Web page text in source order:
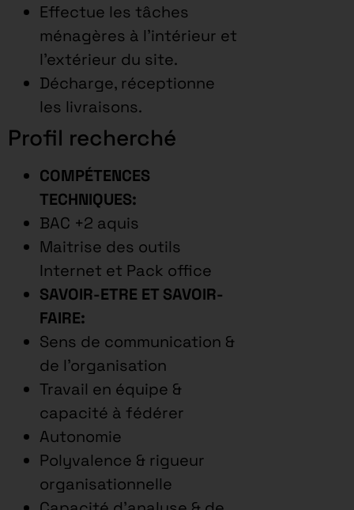
Effectue les tâches
ménagères à l’intérieur et
l’extérieur du site.
Décharge, réceptionne
les livraisons.
Profil recherché
COMPÉTENCES
TECHNIQUES:
BAC +2 aquis
Maitrise des outils
Internet et Pack office
SAVOIR-ETRE ET SAVOIR-
FAIRE:
Sens de communication &
de l’organisation
Travail en équipe &
capacité à fédérer
Autonomie
Polyvalence & rigueur
organisationnelle